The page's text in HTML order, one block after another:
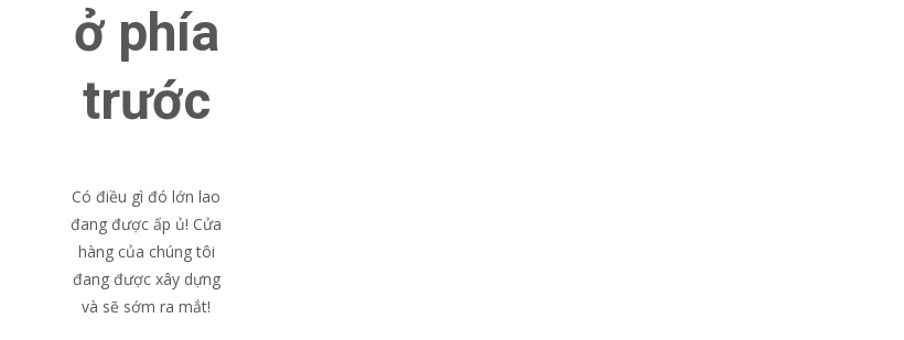
ở phía
trước
Có điều gì đó lớn lao
đang được ấp ủ! Cửa
hàng của chúng tôi
đang được xây dựng
và sẽ sớm ra mắt!